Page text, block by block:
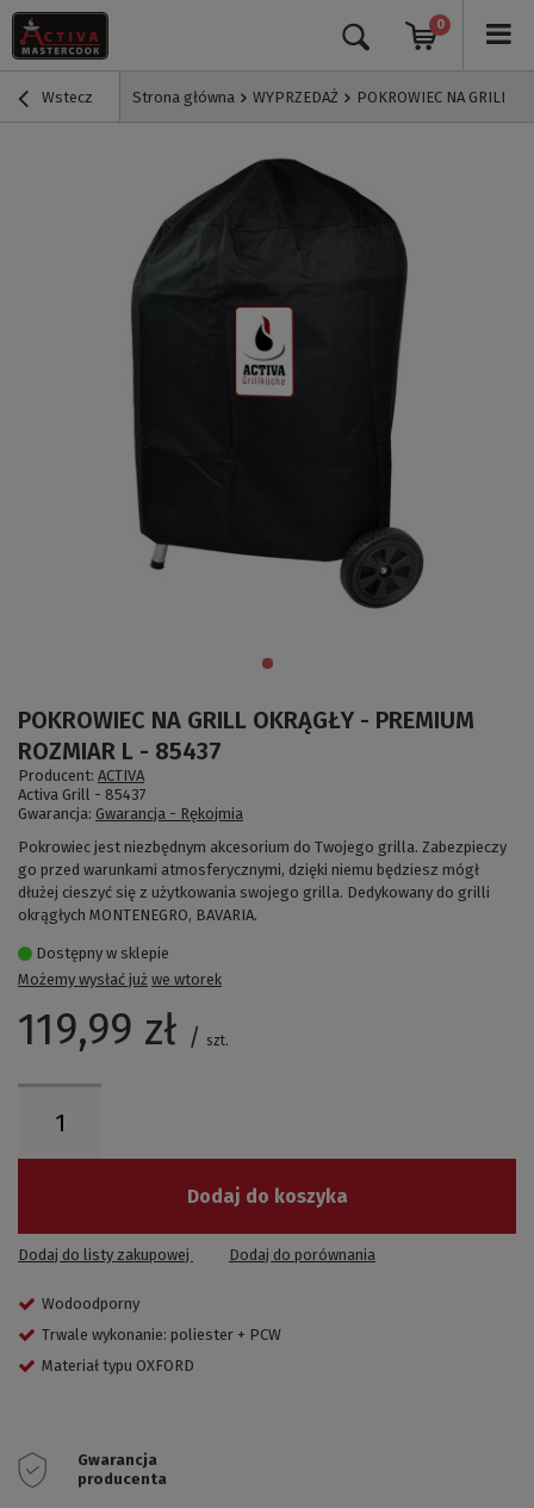
0
Wstecz Strona główna WYPRZEDAŻ POKROWIEC NA GRILL
POKROWIEC NA GRILL OKRĄGŁY - PREMIUM
ROZMIAR L - 85437
Producent: ACTIVA
Activa Grill - 85437
Gwarancja: Gwarancja - Rękojmia
Pokrowiec jest niezbędnym akcesorium do Twojego grilla. Zabezpieczy
go przed warunkami atmosferycznymi, dzięki niemu będziesz mógł
dłużej cieszyć się z użytkowania swojego grilla. Dedykowany do grilli
okrągłych MONTENEGRO, BAVARIA.
Dostępny w sklepie
Możemy wysłać już we wtorek
119,99 zł / szt.
Dodaj do koszyka
Dodaj do listy zakupowej Dodaj do porównania
Wodoodporny
Trwale wykonanie: poliester + PCW
Materiał typu OXFORD
Gwarancja
producenta